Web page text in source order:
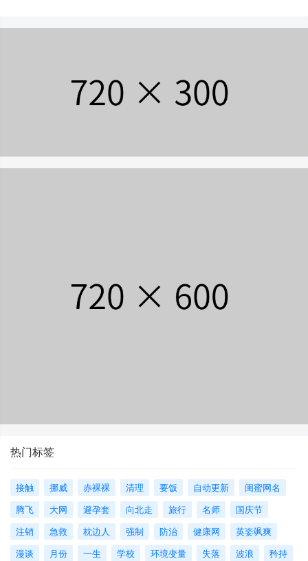
热门标签
接触 挪威 赤裸裸 清理 要饭 自动更新
闺蜜网名
腾飞
大网 避孕套 向北走 旅行 名师
国庆节
注销
急救 枕边人 强制 防治 健康网
英姿飒爽
漫谈
月份 一生 学校 环境变量 失落 波浪 矜持